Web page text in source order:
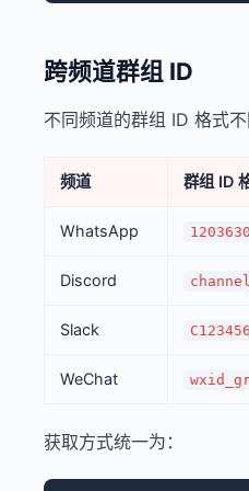
跨频道群组 ID
不同频道的群组 ID 格式不
频道 群组 ID
WhatsApp
Discord
Slack
WeChat
获取方式统一为：